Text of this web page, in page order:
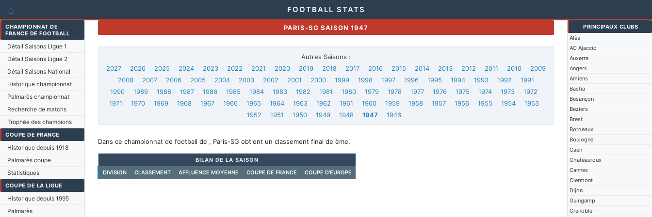
⌂ FOOTBALL STATS
CHAMPIONNAT DE
FRANCE DE FOOTBALL
Détail Saisons Ligue 1
Détail Saisons Ligue 2
Détail Saisons National
Historique championnat
Palmarès championnat
Recherche de matchs
Trophée des champions
COUPE DE FRANCE
Historique depuis 1918
Palmarès coupe
Statistiques
COUPE DE LA LIGUE
Historique depuis 1995
Palmarès
PRINCIPAUX CLUBS
Alès
AC Ajaccio
Auxerre
Angers
Amiens
Bastia
Besançon
Beziers
Brest
Bordeaux
Boulogne
Caen
Chateauroux
Cannes
Clermont
Dijon
Guingamp
Grenoble
PARIS-SG SAISON 1947
Autres Saisons :
2027
2026 2025 2024 2023 2022 2021 2020 2019 2018 2017 2016 2015 2014 2013 2012 2011 2010
2009
2008
2007 2006 2005 2004 2003 2002 2001 2000 1999 1998 1997 1996 1995 1994 1993 1992
1991
1990
1989 1988 1987 1986 1985 1984 1983 1982 1981 1980 1979 1978 1977 1976 1975 1974 1973
1972
1971
1970 1969 1968 1967 1966 1965 1964 1963 1962 1961 1960 1959 1958 1957 1956 1955 1954
1953
1952
1951 1950 1949 1948 1947 1946
Dans ce championnat de football de , Paris-SG obtient un classement final de ème.
BILAN DE LA SAISON
DIVISION
CLASSEMENT AFFLUENCE MOYENNE COUPE DE FRANCE COUPE D'EUROPE